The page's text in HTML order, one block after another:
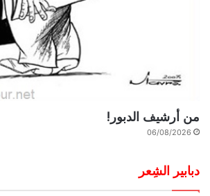
من أرشيف الدبور!
06/08/2026
دبابير الشِعر